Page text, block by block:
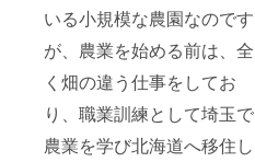
いる小規模な農園なのです
が、農業を始める前は、全
く畑の違う仕事をしてお
り、職業訓練として埼玉で
農業を学び北海道へ移住し